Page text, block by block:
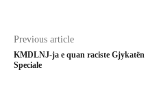
Previous article
KMDLNJ-ja e quan raciste Gjykatën
Speciale